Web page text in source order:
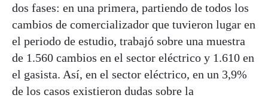
dos fases: en una primera, partiendo de todos los
cambios de comercializador que tuvieron lugar en
el periodo de estudio, trabajó sobre una muestra
de 1.560 cambios en el sector eléctrico y 1.610 en
el gasista. Así, en el sector eléctrico, en un 3,9%
de los casos existieron dudas sobre la